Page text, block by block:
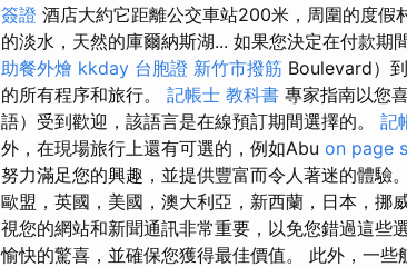
簽證 酒店大約它距離公交車站200米，周圍的度假
的淡水，天然的庫爾納斯湖... 如果您決定在付款
助餐外燴 kkday 台胞證 新竹市撥筋 Boulevard）
的所有程序和旅行。 記帳士 教科書 專家指南以您
語）受到歡迎，該語言是在線預訂期間選擇的。 記
外，在現場旅行上還有可選的，例如Abu on page
努力滿足您的興趣，並提供豐富而令人著迷的體驗
歐盟，英國，美國，澳大利亞，新西蘭，日本，挪
視您的網站和新聞通訊非常重要，以免您錯過這些
愉快的驚喜，並確保您獲得最佳價值。 此外，一